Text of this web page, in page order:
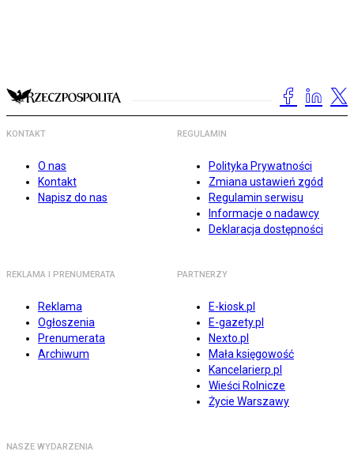
KONTAKT
O nas
Kontakt
Napisz do nas
REGULAMIN
Polityka Prywatności
Zmiana ustawień zgód
Regulamin serwisu
Informacje o nadawcy
Deklaracja dostępności
REKLAMA I PRENUMERATA
Reklama
Ogłoszenia
Prenumerata
Archiwum
PARTNERZY
E-kiosk.pl
E-gazety.pl
Nexto.pl
Mała księgowość
Kancelarierp.pl
Wieści Rolnicze
Życie Warszawy
NASZE WYDARZENIA